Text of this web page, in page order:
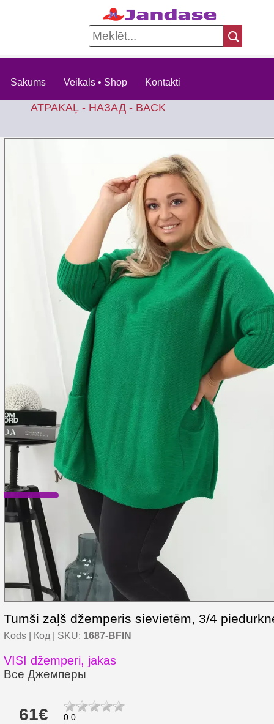
Sākums Veikals • Shop Kontakti
ATPAKAĻ - НАЗАД - BACK
Tumši zaļš džemperis sievietēm, 3/4
Kods | Код | SKU: 1687-BFIN
VISI džemperi, jakas
Все Джемперы
61€ 0.0